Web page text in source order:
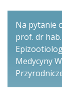
Na pytanie
prof. dr
Medycyny